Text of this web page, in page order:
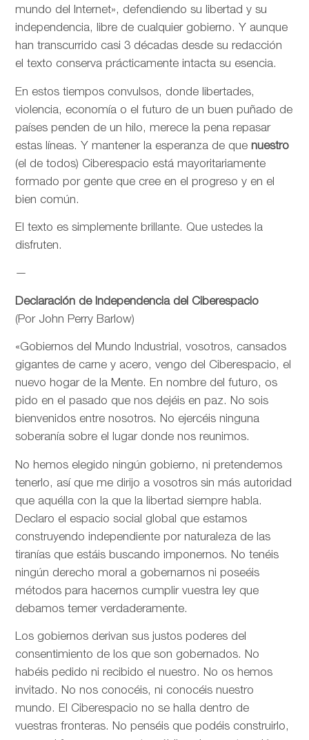
mundo del Internet», defendiendo su libertad y su
independencia, libre de cualquier gobierno. Y aunque
han transcurrido casi 3 décadas desde su redacción
el texto conserva prácticamente intacta su esencia.
En estos tiempos convulsos, donde libertades,
violencia, economía o el futuro de un buen puñado de
países penden de un hilo, merece la pena repasar
estas líneas. Y mantener la esperanza de que nuestro
(el de todos) Ciberespacio está mayoritariamente
formado por gente que cree en el progreso y en el
bien común.
El texto es simplemente brillante. Que ustedes la
disfruten.
—
Declaración de Independencia del Ciberespacio
(Por John Perry Barlow)
«Gobiernos del Mundo Industrial, vosotros, cansados
gigantes de carne y acero, vengo del Ciberespacio, el
nuevo hogar de la Mente. En nombre del futuro, os
pido en el pasado que nos dejéis en paz. No sois
bienvenidos entre nosotros. No ejercéis ninguna
soberanía sobre el lugar donde nos reunimos.
No hemos elegido ningún gobierno, ni pretendemos
tenerlo, así que me dirijo a vosotros sin más autoridad
que aquélla con la que la libertad siempre habla.
Declaro el espacio social global que estamos
construyendo independiente por naturaleza de las
tiranías que estáis buscando imponernos. No tenéis
ningún derecho moral a gobernarnos ni poseéis
métodos para hacernos cumplir vuestra ley que
debamos temer verdaderamente.
Los gobiernos derivan sus justos poderes del
consentimiento de los que son gobernados. No
habéis pedido ni recibido el nuestro. No os hemos
invitado. No nos conocéis, ni conocéis nuestro
mundo. El Ciberespacio no se halla dentro de
vuestras fronteras. No penséis que podéis construirlo,